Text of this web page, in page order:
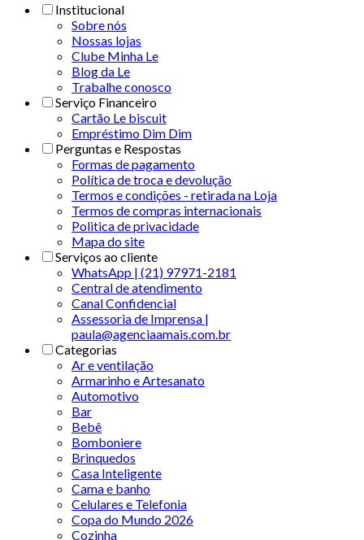
Institucional
Sobre nós
Nossas lojas
Clube Minha Le
Blog da Le
Trabalhe conosco
Serviço Financeiro
Cartão Le biscuit
Empréstimo Dim Dim
Perguntas e Respostas
Formas de pagamento
Política de troca e devolução
Termos e condições - retirada na Loja
Termos de compras internacionais
Politica de privacidade
Mapa do site
Serviços ao cliente
WhatsApp | (21) 97971-2181
Central de atendimento
Canal Confidencial
Assessoria de Imprensa |
paula@agenciaamais.com.br
Categorias
Ar e ventilação
Armarinho e Artesanato
Automotivo
Bar
Bebê
Bomboniere
Brinquedos
Casa Inteligente
Cama e banho
Celulares e Telefonia
Copa do Mundo 2026
Cozinha